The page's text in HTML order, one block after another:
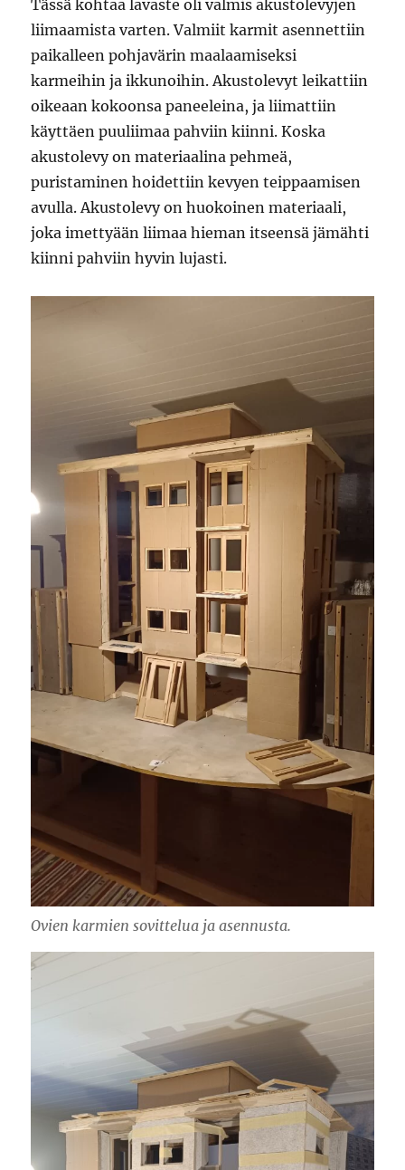
Tässä kohtaa lavaste oli valmis akustolevyjen
liimaamista varten. Valmiit karmit asennettiin
paikalleen pohjavärin maalaamiseksi
karmeihin ja ikkunoihin. Akustolevyt leikattiin
oikeaan kokoonsa paneeleina, ja liimattiin
käyttäen puuliimaa pahviin kiinni. Koska
akustolevy on materiaalina pehmeä,
puristaminen hoidettiin kevyen teippaamisen
avulla. Akustolevy on huokoinen materiaali,
joka imettyään liimaa hieman itseensä jämähti
kiinni pahviin hyvin lujasti.
Ovien karmien sovittelua ja asennusta.